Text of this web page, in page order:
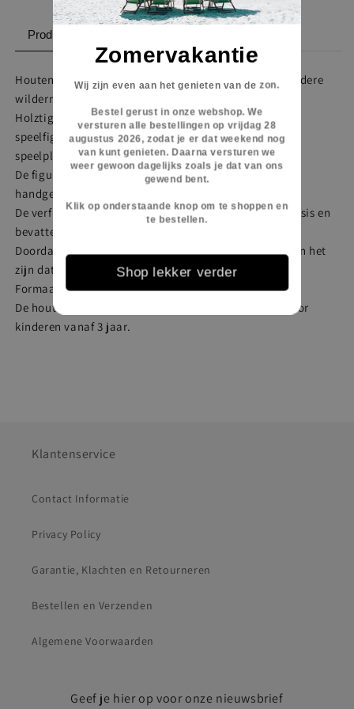
Productbeschrijving
Houten koala kan goed gecombineerd worden met andere
wildernisdieren.
Holztiger is een Duits merk wat al vele jaren houten
speelfiguren maakt van hoge kwaliteit en die uren
speelplezier geven.
De figuren worden in Europa op duurzame wijze
handgemaakt van esdoorn- en beukenhout.
De verf en lakken die gebruikt worden zijn op waterbasis en
bevatten geen giftige stoffen.
Doordat alle figuren met de hand gemaakt worden kan het
zijn dat de afmetingen iets kunnen variëren.
Formaat van de koala: 7 x 2 x 7 cm
De houten speelfiguren van Holztiger zijn geschikt voor
kinderen vanaf 3 jaar.
Klantenservice
Contact Informatie
Privacy Policy
Garantie, Klachten en Retourneren
Bestellen en Verzenden
Algemene Voorwaarden
Geef je hier op voor onze nieuwsbrief
Zomervakantie
Wij zijn even aan het genieten van de zon.
Bestel gerust in onze webshop. We
versturen alle bestellingen op vrijdag 28
augustus 2026, zodat je er dat weekend nog
van kunt genieten. Daarna versturen we
weer gewoon dagelijks zoals je dat van ons
gewend bent.
Klik op onderstaande knop om te shoppen en
te bestellen.
Shop lekker verder